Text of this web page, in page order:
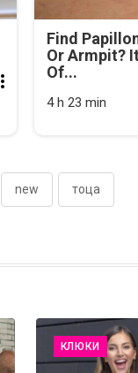
Find
Or Armpit?
Of...
4 h 23 min
new тоца
КЛЮКИ